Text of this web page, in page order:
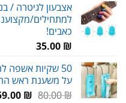
היה:
90.00 ₪.
אצבעון לגיטרה /
למתחילים/
כאבים!
35.00 ₪
50 שקיות
על משענת ראש
80.00₪
המחיר
₪